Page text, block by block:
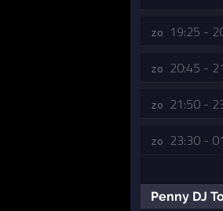
zo 19:25 -
zo 20:45 -
zo 21:50 -
zo 23:30 -
Penny DJ